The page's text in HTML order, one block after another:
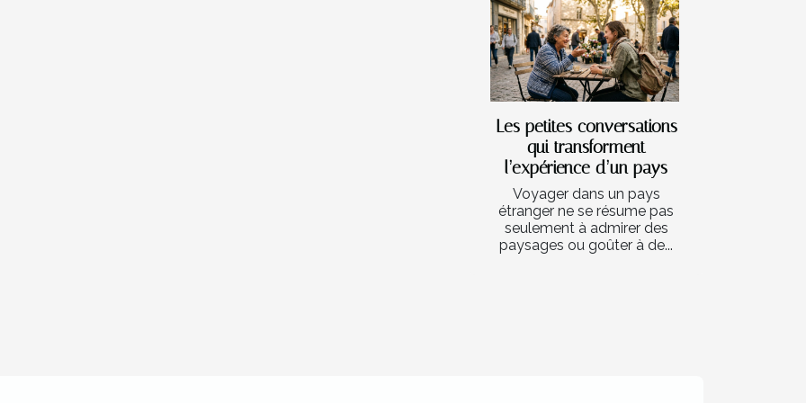
Les petites conversations
qui transforment
l’expérience d’un pays
Voyager dans un pays
étranger ne se résume pas
seulement à admirer des
paysages ou goûter à de...